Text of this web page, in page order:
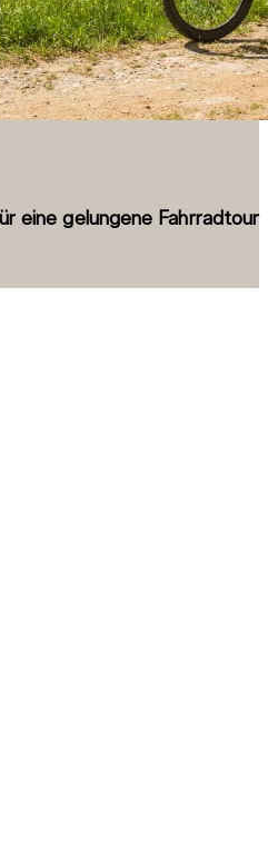
eine gelungene Fahrradtour